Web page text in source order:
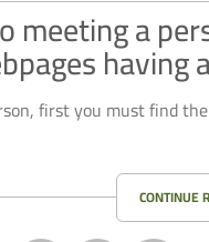
meeting a
having
first you must find
CONTINUE